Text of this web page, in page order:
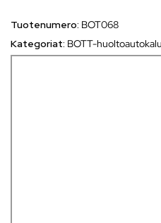
Tuotenumero: BOT068
Kategoriat: BOTT-